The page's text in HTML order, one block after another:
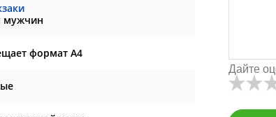
мужчин
формат А4
Дайте